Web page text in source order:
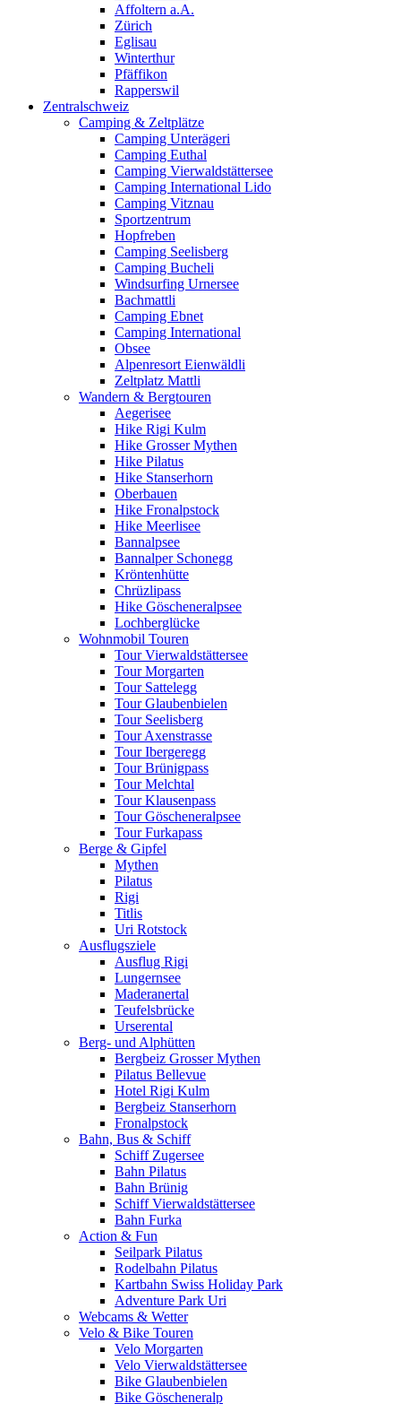
Affoltern a.A.
Zürich
Eglisau
Winterthur
Pfäffikon
Rapperswil
Zentralschweiz
Camping & Zeltplätze
Camping Unterägeri
Camping Euthal
Camping Vierwaldstättersee
Camping International Lido
Camping Vitznau
Sportzentrum
Hopfreben
Camping Seelisberg
Camping Bucheli
Windsurfing Urnersee
Bachmattli
Camping Ebnet
Camping International
Obsee
Alpenresort Eienwäldli
Zeltplatz Mattli
Wandern & Bergtouren
Aegerisee
Hike Rigi Kulm
Hike Grosser Mythen
Hike Pilatus
Hike Stanserhorn
Oberbauen
Hike Fronalpstock
Hike Meerlisee
Bannalpsee
Bannalper Schonegg
Kröntenhütte
Chrüzlipass
Hike Göscheneralpsee
Lochberglücke
Wohnmobil Touren
Tour Vierwaldstättersee
Tour Morgarten
Tour Sattelegg
Tour Glaubenbielen
Tour Seelisberg
Tour Axenstrasse
Tour Ibergeregg
Tour Brünigpass
Tour Melchtal
Tour Klausenpass
Tour Göscheneralpsee
Tour Furkapass
Berge & Gipfel
Mythen
Pilatus
Rigi
Titlis
Uri Rotstock
Ausflugsziele
Ausflug Rigi
Lungernsee
Maderanertal
Teufelsbrücke
Urserental
Berg- und Alphütten
Bergbeiz Grosser Mythen
Pilatus Bellevue
Hotel Rigi Kulm
Bergbeiz Stanserhorn
Fronalpstock
Bahn, Bus & Schiff
Schiff Zugersee
Bahn Pilatus
Bahn Brünig
Schiff Vierwaldstättersee
Bahn Furka
Action & Fun
Seilpark Pilatus
Rodelbahn Pilatus
Kartbahn Swiss Holiday Park
Adventure Park Uri
Webcams & Wetter
Velo & Bike Touren
Velo Morgarten
Velo Vierwaldstättersee
Bike Glaubenbielen
Bike Göscheneralp